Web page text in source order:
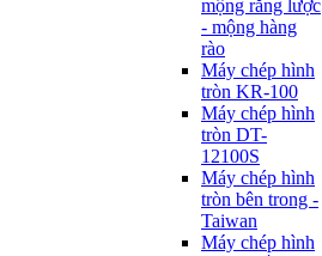
mộng răng lược
- mộng hàng
rào
Máy chép hình
tròn KR-100
Máy chép hình
tròn DT-
12100S
Máy chép hình
tròn bên trong -
Taiwan
Máy chép hình